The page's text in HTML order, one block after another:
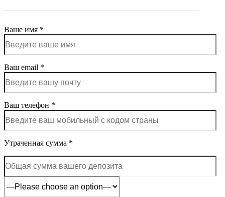
Ваше имя *
Ваш email *
Ваш телефон *
Утраченная сумма *